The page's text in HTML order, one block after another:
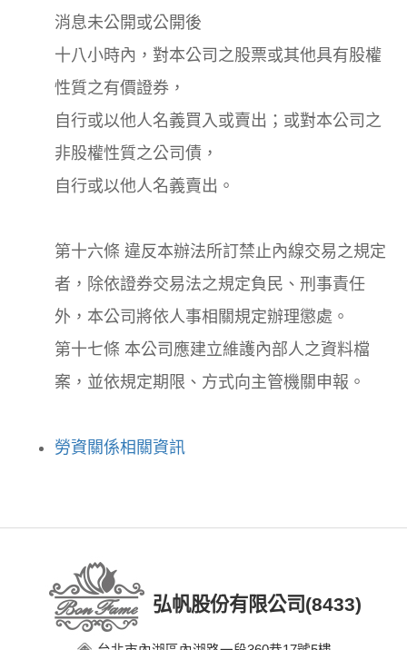
消息未公開或公開後
十八小時內，對本公司之股票或其他具有股權
性質之有價證券，
自行或以他人名義買入或賣出；或對本公司之
非股權性質之公司債，
自行或以他人名義賣出。
第十六條 違反本辦法所訂禁止內線交易之規定
者，除依證券交易法之規定負民、刑事責任
外，本公司將依人事相關規定辦理懲處。
第十七條 本公司應建立維護內部人之資料檔
案，並依規定期限、方式向主管機關申報。
勞資關係相關資訊
弘帆股份有限公司(8433)